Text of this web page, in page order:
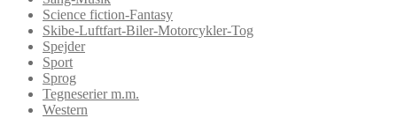
Science fiction-Fantasy
Skibe-Luftfart-Biler-Motorcykler-Tog
Spejder
Sport
Sprog
Tegneserier m.m.
Western